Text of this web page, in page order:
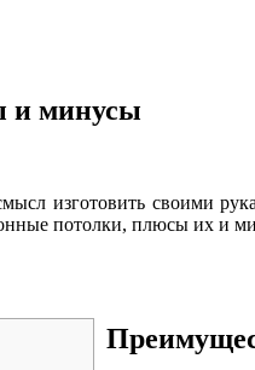
и минусы
изготовить своими
потолки, плюсы их и